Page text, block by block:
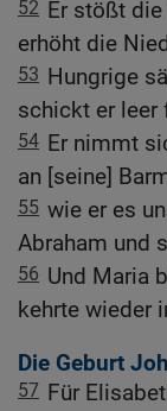
52 Er stößt
erhöht die
53 Hungrige
schickt er leer
54 Er nimmt
an [seine]
55 wie er es
Abraham und
56 Und Maria
kehrte wieder
Die Geburt
57 Für